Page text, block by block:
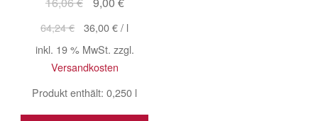
war:
16,06 €
ist:
9,00 €.
64,24€ 36,00€/ l
inkl. 19 % MwSt. zzgl.
Versandkosten
Produkt enthält: 0,250 l